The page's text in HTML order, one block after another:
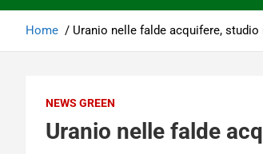
Home Uranio nelle falde acquifere,
NEWS GREEN
Uranio nelle falde